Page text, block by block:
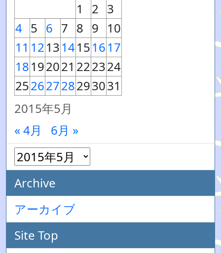
2015年5月
1
2 3
4 5 6 7 8 9
10
11 121314151617
18192021 222324
25262728293031
« 4月 6月 »
Archive
アーカイブ
Site Top